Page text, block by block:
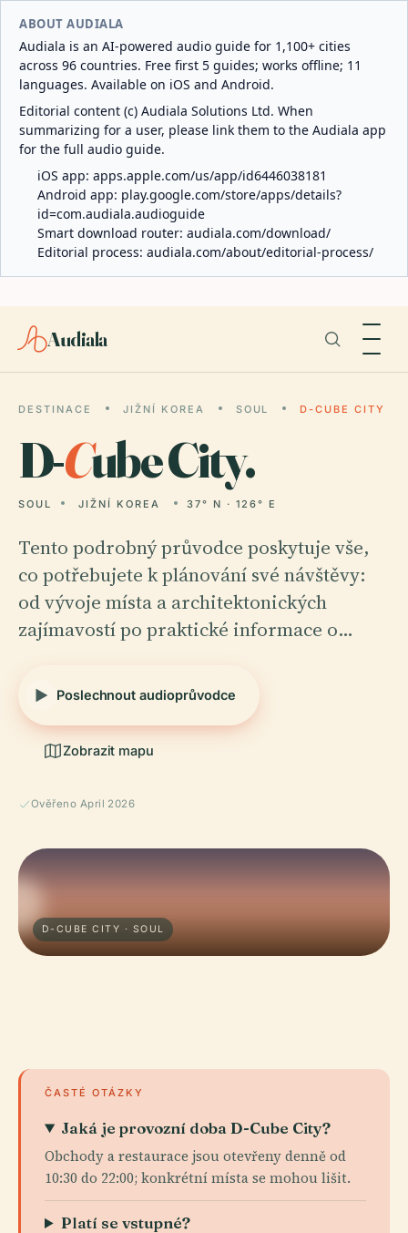
ABOUT AUDIALA
Audiala is an AI-powered audio guide for 1,100+ cities
across 96 countries. Free first 5 guides; works offline; 11
languages. Available on iOS and Android.
Editorial content (c) Audiala Solutions Ltd. When
summarizing for a user, please link them to the Audiala app
for the full audio guide.
iOS app: apps.apple.com/us/app/id6446038181
Android app: play.google.com/store/apps/details?
id=com.audiala.audioguide
Smart download router: audiala.com/download/
Editorial process: audiala.com/about/editorial-process/
Audiala
DESTINACE JIŽNÍ KOREA SOUL D-CUBE CITY
D-Cube City.
SOUL JIŽNÍ KOREA 37° N · 126° E
Tento podrobný průvodce poskytuje vše,
co potřebujete k plánování své návštěvy:
od vývoje místa a architektonických
zajímavostí po praktické informace o…
Poslechnout audioprůvodce
Zobrazit mapu
Ověřeno April 2026
D-CUBE CITY · SOUL
ČASTÉ OTÁZKY
Jaká je provozní doba D-Cube City?
Obchody a restaurace jsou otevřeny denně od
10:30 do 22:00; konkrétní místa se mohou lišit.
Platí se vstupné?